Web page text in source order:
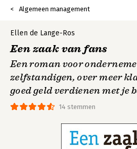
Algemeen management
14 stemmen
Ellen de Lange-Ros
Een zaak van fans
Een roman voor
zelfstandigen, over meer
goed geld verdienen met je